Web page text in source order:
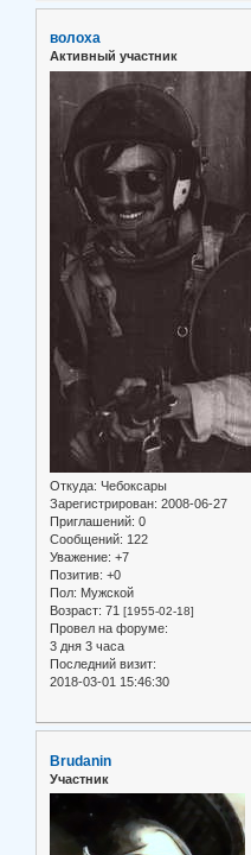
волоха
Активный участник
Откуда: Чебоксары
Зарегистрирован: 2008-06-27
Приглашений: 0
Сообщений: 122
Уважение: +7
Позитив: +0
Пол: Мужской
Возраст: 71 [1955-02-18]
Провел на форуме:
3 дня 3 часа
Последний визит:
2018-03-01 15:46:30
Brudanin
Участник